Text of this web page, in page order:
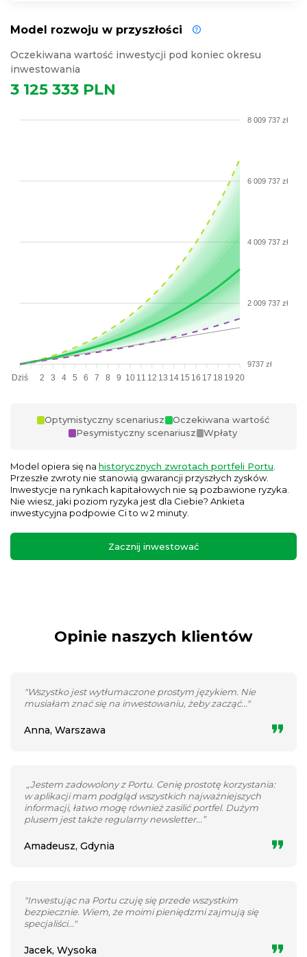
Model rozwoju w przyszłości
Oczekiwana wartość inwestycji pod koniec okresu
inwestowania
3 125 333 PLN
8 009 737 zł
6 009 737 zł
4 009 737 zł
2 009 737 zł
9737 zł
Dziś 2 3 4 5 6 7 8 9 10 11 12 13 14 15 16 17 18 19 20
Optymistyczny scenariusz
Oczekiwana wartość
Pesymistyczny scenariusz
Wpłaty
Model opiera się na historycznych zwrotach portfeli Portu
Przeszłe zwroty nie stanowią gwarancji przyszłych zysków.
Inwestycje na rynkach kapitałowych nie są pozbawione ryzyka.
Nie wiesz, jaki poziom ryzyka jest dla Ciebie? Ankieta
inwestycyjna podpowie Ci to w 2 minuty.
Zacznij inwestować
Opinie naszych klientów
"Wszystko jest wytłumaczone prostym językiem. Nie
musiałam znać się na inwestowaniu, żeby zacząć..."
Anna, Warszawa
„Jestem zadowolony z Portu. Cenię prostotę korzystania:
w aplikacji mam podgląd wszystkich najważniejszych
informacji, łatwo mogę również zasilić portfel. Dużym
plusem jest także regularny newsletter...”
Amadeusz, Gdynia
"Inwestując na Portu czuję się przede wszystkim
bezpiecznie. Wiem, że moimi pieniędzmi zajmują się
specjaliści..."
Jacek, Wysoka